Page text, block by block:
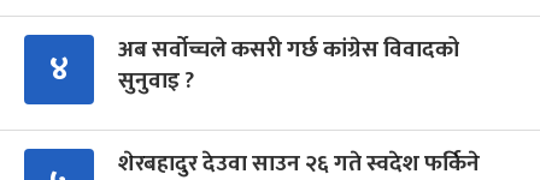
४
अब सर्वोच्चले कसरी गर्छ कांग्रेस विवादको
सुनुवाइ ?
शेरबहादुर देउवा साउन २६ गते स्वदेश फर्किने